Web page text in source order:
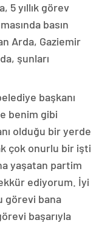
5 yıllık görev
basın
Arda, Gaziemir
şunları
başkanı
benim gibi
olduğu bir yerde
çok onurlu bir işti
yaşatan partim
ediyorum. İyi
görevi bana
başarıyla